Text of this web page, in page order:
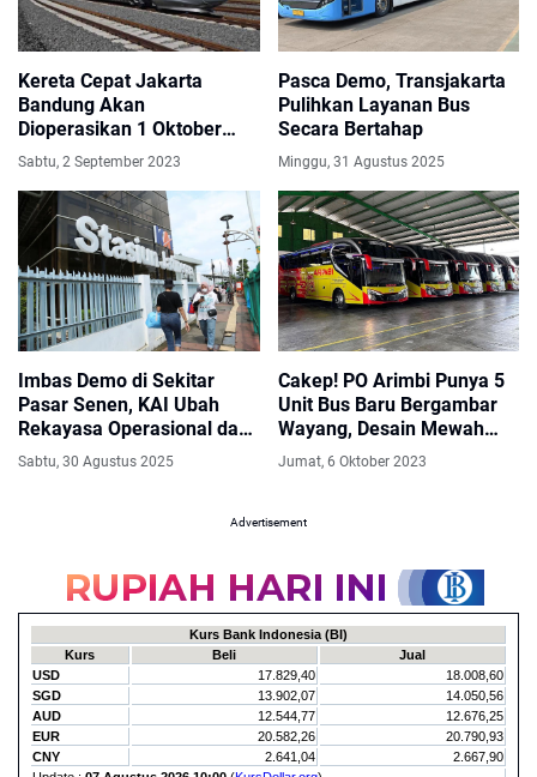
Kereta Cepat Jakarta
Bandung Akan
Dioperasikan 1 Oktober
2023 Secara Bertahap
Sabtu, 2 September 2023
Pasca Demo, Transjakarta
Pulihkan Layanan Bus
Secara Bertahap
Minggu, 31 Agustus 2025
Imbas Demo di Sekitar
Pasar Senen, KAI Ubah
Rekayasa Operasional dan
Alihkan Perjalanan ke
Jatinegara
Sabtu, 30 Agustus 2025
Cakep! PO Arimbi Punya 5
Unit Bus Baru Bergambar
Wayang, Desain Mewah
dan Elegan
Jumat, 6 Oktober 2023
Advertisement